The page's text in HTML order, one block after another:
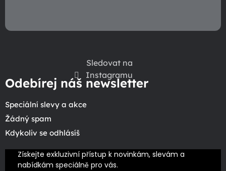
Sledovat na
Instagramu
Odebírej náš newsletter
Speciální slevy a akce
Žádný spam
Kdykoliv se odhlásíš
Získejte exkluzivní přístup k novinkám, slevám a
nabídkám speciálně pro vás.